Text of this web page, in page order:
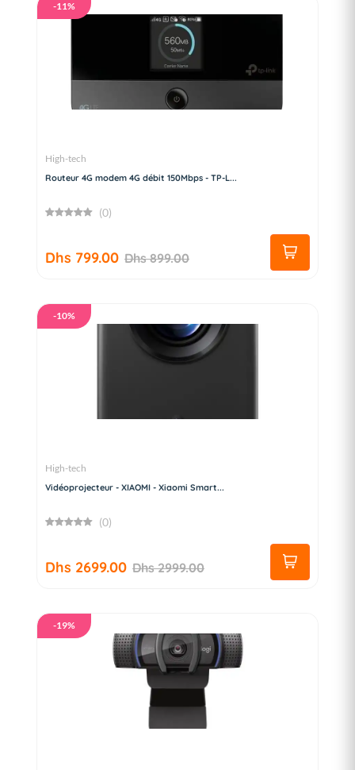
-11%
High-tech
Routeur 4G modem 4G débit 150Mbps - TP-L...
(0)
Dhs 799.00 Dhs 899.00
-10%
High-tech
Vidéoprojecteur - XIAOMI - Xiaomi Smart...
(0)
Dhs 2699.00 Dhs 2999.00
-19%